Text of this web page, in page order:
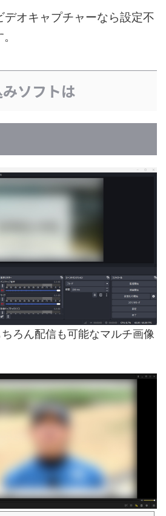
オキャプチャーなら設定不
ソフトは
ろん配信も可能なマルチ画像